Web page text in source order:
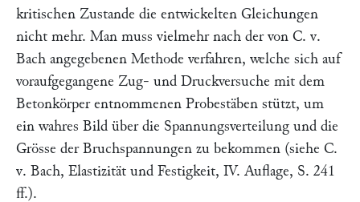
kritischen Zustande die entwickelten Gleichungen
nicht mehr. Man muss vielmehr nach der von C. v.
Bach angegebenen Methode verfahren, welche sich auf
voraufgegangene Zug- und Druckversuche mit dem
Betonkörper entnommenen Probestäben stützt, um
ein wahres Bild über die Spannungsverteilung und die
Grösse der Bruchspannungen zu bekommen (siehe C.
v. Bach, Elastizität und Festigkeit, IV. Auflage, S. 241
ff.).